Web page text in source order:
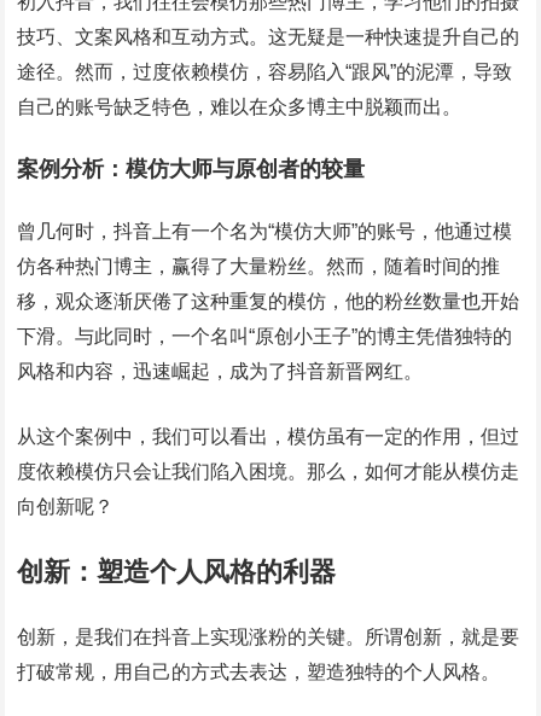
技巧、文案风格和互动方式。这无疑是一种快速提升自己的
途径。然而，过度依赖模仿，容易陷入“跟风”的泥潭，导致
自己的账号缺乏特色，难以在众多博主中脱颖而出。
案例分析：模仿大师与原创者的较量
曾几何时，抖音上有一个名为“模仿大师”的账号，他通过模
仿各种热门博主，赢得了大量粉丝。然而，随着时间的推
移，观众逐渐厌倦了这种重复的模仿，他的粉丝数量也开始
下滑。与此同时，一个名叫“原创小王子”的博主凭借独特的
风格和内容，迅速崛起，成为了抖音新晋网红。
从这个案例中，我们可以看出，模仿虽有一定的作用，但过
度依赖模仿只会让我们陷入困境。那么，如何才能从模仿走
向创新呢？
创新：塑造个人风格的利器
创新，是我们在抖音上实现涨粉的关键。所谓创新，就是要
打破常规，用自己的方式去表达，塑造独特的个人风格。